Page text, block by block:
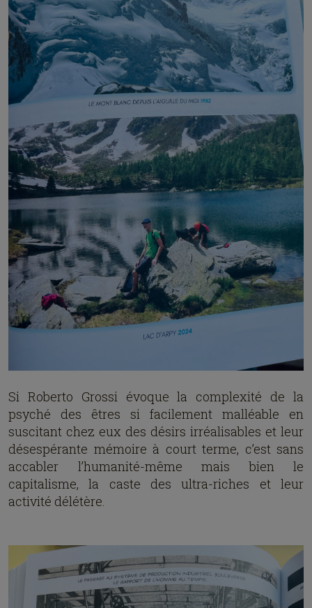
Si Roberto Grossi évoque la complexité de la
psyché des êtres si facilement malléable en
suscitant chez eux des désirs irréalisables et leur
désespérante mémoire à court terme, c’est sans
accabler l’humanité-même mais bien le
capitalisme, la caste des ultra-riches et leur
activité délétère.